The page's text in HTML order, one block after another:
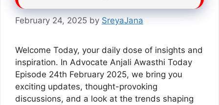
February 24, 2025 by SreyaJana
Welcome Today, your daily dose of insights and
inspiration. In Advocate Anjali Awasthi Today
Episode 24th February 2025, we bring you
exciting updates, thought-provoking
discussions, and a look at the trends shaping